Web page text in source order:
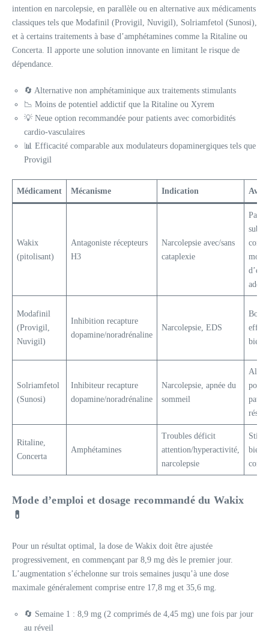
intention en narcolepsie, en parallèle ou en alternative aux médicaments
classiques tels que Modafinil (Provigil, Nuvigil), Solriamfetol (Sunosi),
et à certains traitements à base d’amphétamines comme la Ritaline ou
Concerta. Il apporte une solution innovante en limitant le risque de
dépendance.
🔄 Alternative non amphétaminique aux traitements stimulants
📉 Moins de potentiel addictif que la Ritaline ou Xyrem
💡 Neue option recommandée pour patients avec comorbidités
cardio-vasculaires
📊 Efficacité comparable aux modulateurs dopaminergiques tels que
Provigil
Médicament Mécanisme Indication
Wakix
(pitolisant)
Antagoniste récepteurs
H3
Narcolepsie avec/sans
cataplexie
Pas
moins
Modafinil
(Provigil,
Nuvigil)
Inhibition recapture
dopamine/noradrénaline
Narcolepsie, EDS
bien
Solriamfetol
(Sunosi)
Inhibiteur recapture
dopamine/noradrénaline
Narcolepsie, apnée du
sommeil
pour
Ritaline,
Concerta
Amphétamines
Troubles déficit
attention/hyperactivité,
narcolepsie
bien
Mode d’emploi et dosage recommandé du Wakix
💊
Pour un résultat optimal, la dose de Wakix doit être ajustée
progressivement, en commençant par 8,9 mg dès le premier jour.
L’augmentation s’échelonne sur trois semaines jusqu’à une dose
maximale généralement comprise entre 17,8 mg et 35,6 mg.
🔄 Semaine 1 : 8,9 mg (2 comprimés de 4,45 mg) une fois par jour
au réveil